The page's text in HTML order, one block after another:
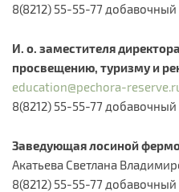
8(8212) 55-55-77 добавочный
И. о. заместителя
просвещению, туризму и
education@pechora-
8(8212) 55-55-77 добавочный
Заведующая лосиной
Акатьева Светлана
8(8212) 55-55-77 добавочный